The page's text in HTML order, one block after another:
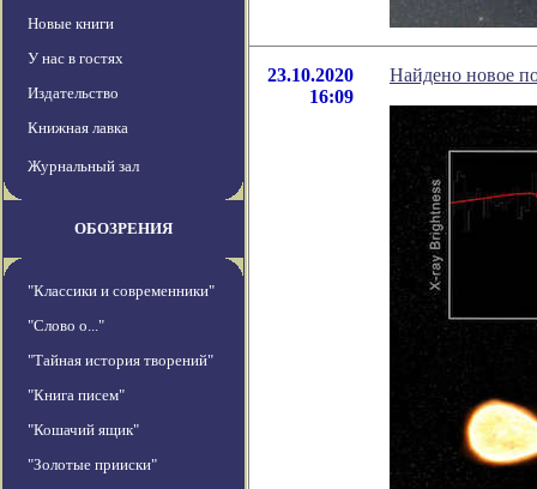
Новые книги
У нас в гостях
Издательство
Книжная лавка
Журнальный зал
ОБОЗРЕНИЯ
"Классики и современники"
"Слово о..."
"Тайная история творений"
"Книга писем"
"Кошачий ящик"
"Золотые прииски"
23.10.2020
16:09
Найдено новое